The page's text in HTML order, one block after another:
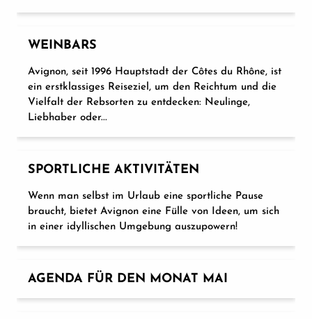
WEINBARS
Avignon, seit 1996 Hauptstadt der Côtes du Rhône, ist
ein erstklassiges Reiseziel, um den Reichtum und die
Vielfalt der Rebsorten zu entdecken: Neulinge,
Liebhaber oder...
SPORTLICHE AKTIVITÄTEN
Wenn man selbst im Urlaub eine sportliche Pause
braucht, bietet Avignon eine Fülle von Ideen, um sich
in einer idyllischen Umgebung auszupowern!
AGENDA FÜR DEN MONAT MAI